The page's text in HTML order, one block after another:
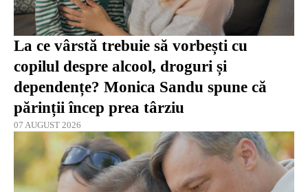
La ce vârstă trebuie să vorbești cu
copilul despre alcool, droguri și
dependențe? Monica Sandu spune că
părinții încep prea târziu
07 AUGUST 2026